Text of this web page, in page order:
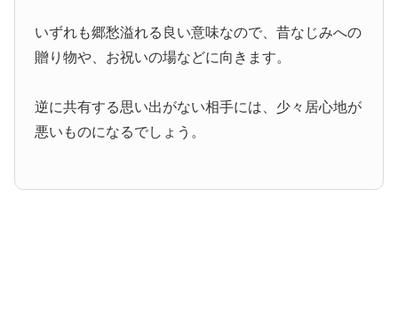
いずれも郷愁溢れる良い意味なので、昔なじみへの
贈り物や、お祝いの場などに向きます。
逆に共有する思い出がない相手には、少々居心地が
悪いものになるでしょう。